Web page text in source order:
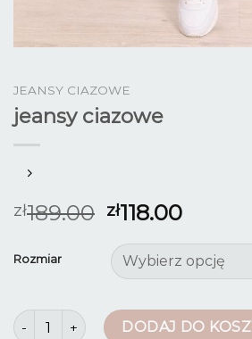
JEANSY CIAZOWE
jeansy ciazowe
zł189.00 zł118.00
Rozmiar
ilość jeansy ciazoweDODAJ DO